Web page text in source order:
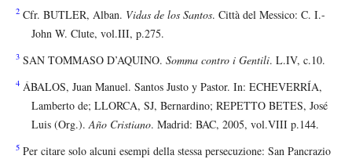
2 Cfr. BUTLER, Alban. Vidas de los Santos. Città del Messico: C. I.-
John W. Clute, vol.III, p.275.
3 SAN TOMMASO D’AQUINO. Somma contro i Gentili. L.IV, c.10.
4 ÁBALOS, Juan Manuel. Santos Justo y Pastor. In: ECHEVERRÍA,
Lamberto de; LLORCA, SJ, Bernardino; REPETTO BETES, José
Luis (Org.). Año Cristiano. Madrid: BAC, 2005, vol.VIII p.144.
5 Per citare solo alcuni esempi della stessa persecuzione: San Pancrazio